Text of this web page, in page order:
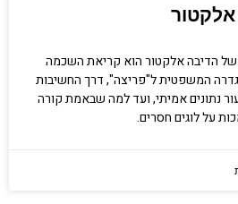
הדיבה אלקטור הוא קריאת השכמה
המשפטית ל"פריצה", דרך החשיבות
נתונים אמיתי, ועד למה שבאמת קורה
על לוגים חסרים.